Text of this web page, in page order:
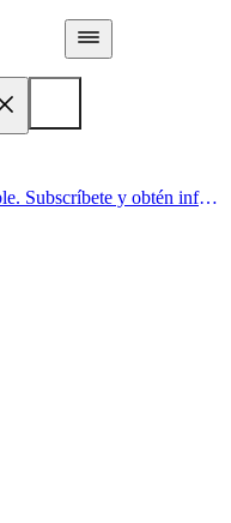
Acá comienza un estilo de vida saludable. Subscríbete y obtén información de primera mano